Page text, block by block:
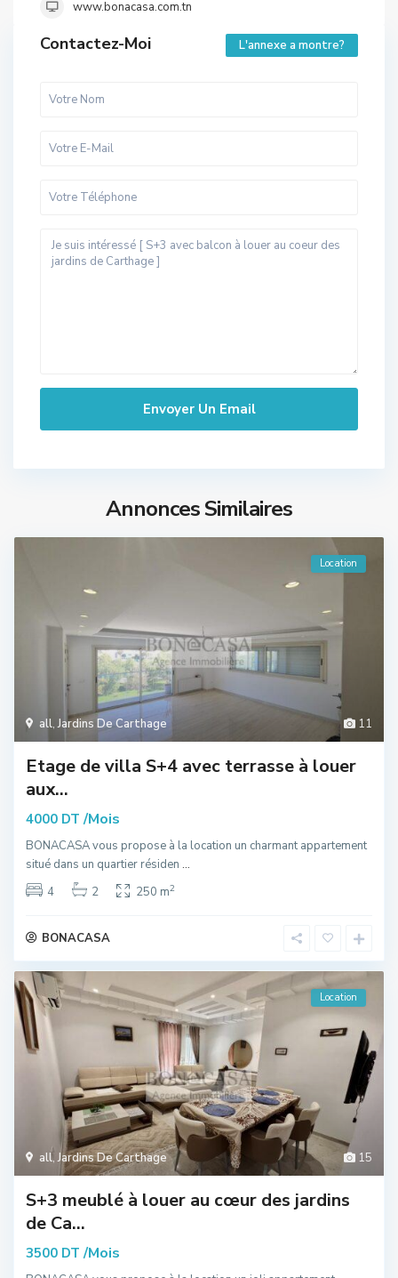
www.bonacasa.com.tn
Contactez-Moi L'annexe a montre?
Annonces Similaires
11
all,Jardins De Carthage
Location
Etage de villa S+4 avec terrasse à louer
aux...
4000 DT /Mois
BONACASA vous propose à la location un charmant appartement
situé dans un quartier résiden ...
4
2 250 m2
BONACASA
15
all,Jardins De Carthage
Location
S+3 meublé à louer au cœur des jardins
de Ca...
3500 DT /Mois